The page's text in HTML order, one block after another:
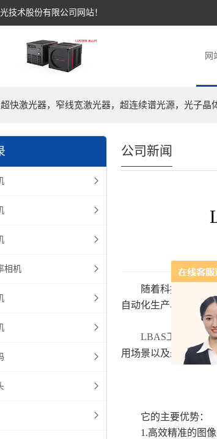
技术股份有限公司网站！
网
快激光器，窄线宽激光器，超连续谱光源，光子晶
相机
公司新闻
随着科技的不断进
自动化生产、质量控
LBAS工业相机
用场景以及未来发展
它的主要优势：
1.高效精准的图像